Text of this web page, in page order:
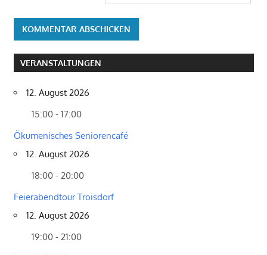
VERANSTALTUNGEN
12. August 2026
15:00 - 17:00
Ökumenisches Seniorencafé
12. August 2026
18:00 - 20:00
Feierabendtour Troisdorf
12. August 2026
19:00 - 21:00